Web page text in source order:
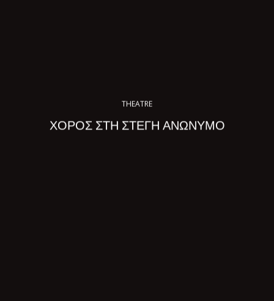
THEATRE
ΧΟΡΟΣ ΣΤΗ ΣΤΕΓΗ ΑΝΩΝΥΜΟ